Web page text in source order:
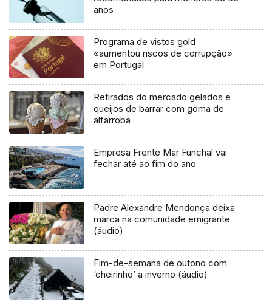
anos
Programa de vistos gold
«aumentou riscos de corrupção»
em Portugal
Retirados do mercado gelados e
queijos de barrar com goma de
alfarroba
Empresa Frente Mar Funchal vai
fechar até ao fim do ano
Padre Alexandre Mendonça deixa
marca na comunidade emigrante
(áudio)
Fim-de-semana de outono com
‘cheirinho’ a inverno (áudio)